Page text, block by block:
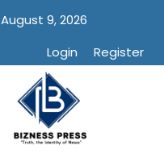
9, 2026
Login
Register